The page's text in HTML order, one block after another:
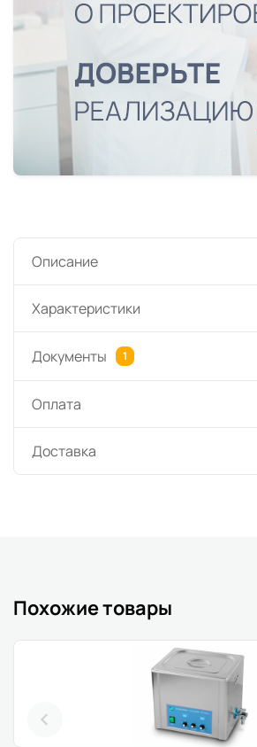
Описание
Характеристики
Документы 1
Оплата
Доставка
Похожие товары